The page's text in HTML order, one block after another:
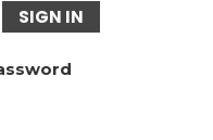
SIGN IN